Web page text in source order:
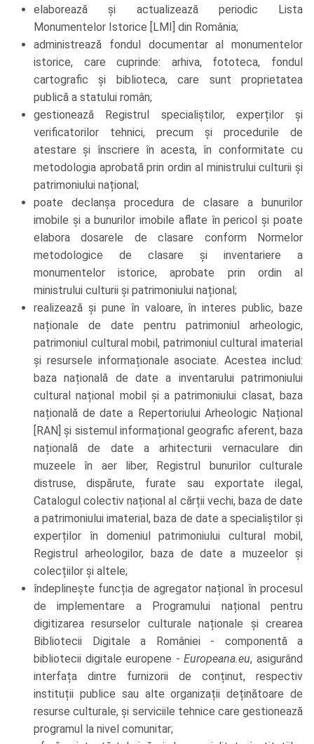
elaborează și actualizează periodic Lista
Monumentelor Istorice [LMI] din România;
administrează fondul documentar al monumentelor
istorice, care cuprinde: arhiva, fototeca, fondul
cartografic și biblioteca, care sunt proprietatea
publică a statului român;
gestionează Registrul specialiștilor, experților și
verificatorilor tehnici, precum și procedurile de
atestare și înscriere în acesta, în conformitate cu
metodologia aprobată prin ordin al ministrului culturii și
patrimoniului național;
poate declanșa procedura de clasare a bunurilor
imobile și a bunurilor imobile aflate în pericol și poate
elabora dosarele de clasare conform Normelor
metodologice de clasare și inventariere a
monumentelor istorice, aprobate prin ordin al
ministrului culturii și patrimoniului național;
realizează și pune în valoare, în interes public, baze
naționale de date pentru patrimoniul arheologic,
patrimoniul cultural mobil, patrimoniul cultural imaterial
și resursele informaționale asociate. Acestea includ:
baza națională de date a inventarului patrimoniului
cultural național mobil și a patrimoniului clasat, baza
națională de date a Repertoriului Arheologic Național
[RAN] și sistemul informațional geografic aferent, baza
națională de date a arhitecturii vernaculare din
muzeele în aer liber, Registrul bunurilor culturale
distruse, dispărute, furate sau exportate ilegal,
Catalogul colectiv național al cărții vechi, baza de date
a patrimoniului imaterial, baza de date a specialiștilor și
experților în domeniul patrimoniului cultural mobil,
Registrul arheologilor, baza de date a muzeelor și
colecțiilor și altele;
îndeplinește funcția de agregator național în procesul
de implementare a Programului național pentru
digitizarea resurselor culturale naționale și crearea
Bibliotecii Digitale a României - componentă a
bibliotecii digitale europene -Europeana.eu, asigurând
interfața dintre furnizorii de conținut, respectiv
instituții publice sau alte organizații deținătoare de
resurse culturale, și serviciile tehnice care gestionează
programul la nivel comunitar;